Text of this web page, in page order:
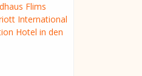
Flims
International
Hotel in den